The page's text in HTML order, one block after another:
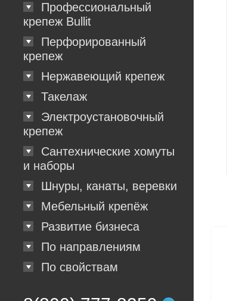
Профессиональный
крепеж Bullit
Перфорированный
крепеж
Нержавеющий крепеж
Такелаж
Электроустановочный
крепеж
Сантехнические хомуты
и наборы
Шнуры, канаты, веревки
Мебельный крепёж
Развитие бизнеса
По направлениям
По свойствам